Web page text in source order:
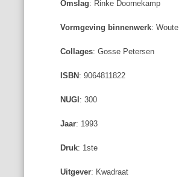
Omslag: Rinke Doornekamp
Vormgeving binnenwerk:
Collages: Gosse Petersen
ISBN : 9064811822
NUGI : 300
Jaar: 1993
Druk: 1ste
Uitgever: Kwadraat